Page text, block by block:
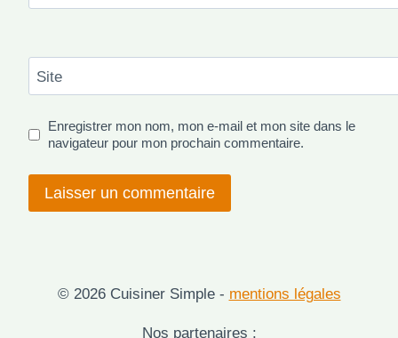
Site
Enregistrer mon nom, mon e-mail et mon site dans le
navigateur pour mon prochain commentaire.
© 2026 Cuisiner Simple - mentions légales
Nos partenaires :